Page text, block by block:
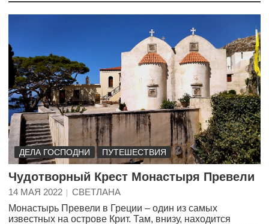
ДЕЛА ГОСПОДНИ ПУТЕШЕСТВИЯ
Чудотворный Крест Монастыря Превели
14 МАЯ 2022
СВЕТЛАНА
Монастырь Превели в Греции – один из самых
известных на острове Крит. Там, внизу, находится